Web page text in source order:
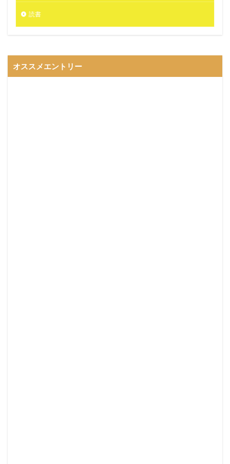
読書
オススメエントリー